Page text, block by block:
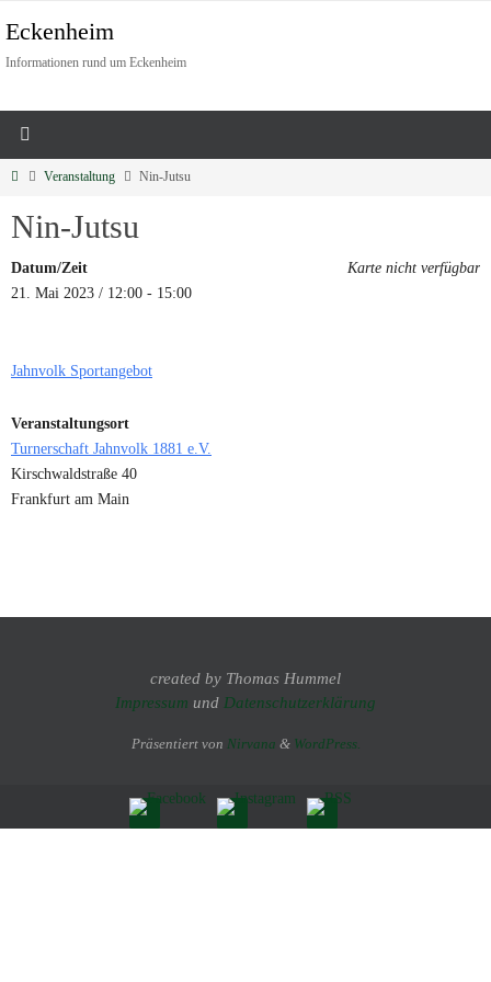
Eckenheim
Informationen rund um Eckenheim
Veranstaltung Nin-Jutsu
Nin-Jutsu
Karte nicht verfügbar
Datum/Zeit
21. Mai 2023 / 12:00 - 15:00
Jahnvolk Sportangebot
Veranstaltungsort
Turnerschaft Jahnvolk 1881 e.V.
Kirschwaldstraße 40
Frankfurt am Main
created by Thomas Hummel
Impressum und Datenschutzerklärung
Präsentiert von Nirvana & WordPress.